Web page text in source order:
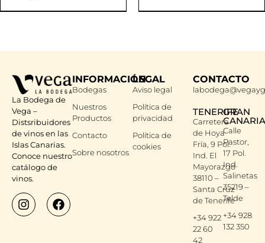
La Bodega de
Vega –
Distsribuidores
de vinos en las
Islas Canarias.
Conoce nuestro
catálogo de
vinos.
INFORMACIÓN
Bodegas
Nuestros
Productos
Contacto
Sobre nosotros
LEGAL
Aviso legal
Política de
privacidad
Política de
cookies
CONTACTO
TENERIFE
Carretera
de Hoya
Fría, 9 Pol.
Ind. El
Mayorazgo
38110 –
Santa Cruz
de Tenerife
+34 922
22 60
42
GRAN
CANARIA
Calle
Pastor,
17 Pol.
Ind.
Salinetas
35219 –
Telde
+34 928
132 350